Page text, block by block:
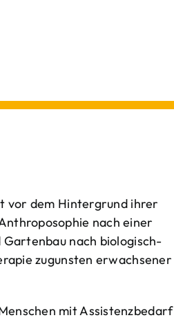
vor dem Hintergrund ihrer
nach einer
Gartenbau nach biologisch-
zugunsten erwachsener
mit Assistenzbedarf